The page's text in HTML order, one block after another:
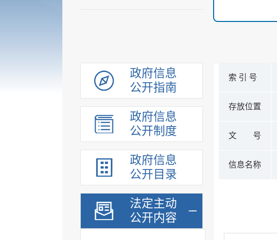
政府信息
公开指南
政府信息
公开制度
政府信息
公开目录
法定主动
公开内容
索 引 号
存放位置
文 号
信息名称